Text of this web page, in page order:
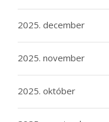
2025. december
2025. november
2025. október